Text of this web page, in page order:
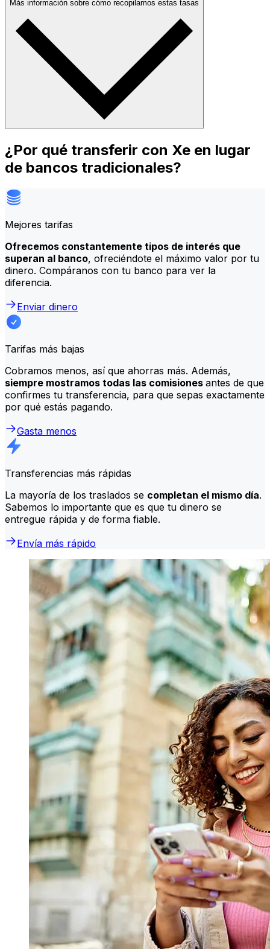
Más información sobre cómo recopilamos estas tasas
¿Por qué transferir con Xe en lugar
de bancos tradicionales?
Mejores tarifas
Ofrecemos constantemente tipos de interés que
superan al banco, ofreciéndote el máximo valor por tu
dinero. Compáranos con tu banco para ver la
diferencia.
Enviar dinero
Tarifas más bajas
Cobramos menos, así que ahorras más. Además,
siempre mostramos todas las comisiones antes de que
confirmes tu transferencia, para que sepas exactamente
por qué estás pagando.
Gasta menos
Transferencias más rápidas
La mayoría de los traslados se completan el mismo día.
Sabemos lo importante que es que tu dinero se
entregue rápida y de forma fiable.
Envía más rápido